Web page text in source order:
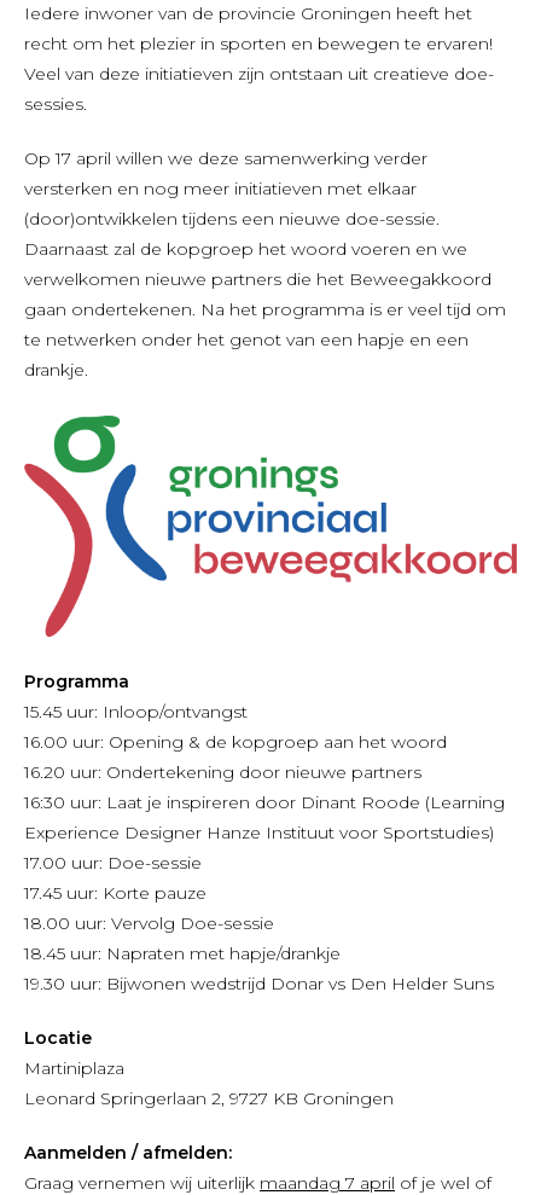
Iedere inwoner van de provincie Groningen heeft het
recht om het plezier in sporten en bewegen te ervaren!
Veel van deze initiatieven zijn ontstaan uit creatieve doe-
sessies.
Op 17 april willen we deze samenwerking verder
versterken en nog meer initiatieven met elkaar
(door)ontwikkelen tijdens een nieuwe doe-sessie.
Daarnaast zal de kopgroep het woord voeren en we
verwelkomen nieuwe partners die het Beweegakkoord
gaan ondertekenen. Na het programma is er veel tijd om
te netwerken onder het genot van een hapje en een
drankje.
Programma
15.45 uur: Inloop/ontvangst
16.00 uur: Opening & de kopgroep aan het woord
16.20 uur: Ondertekening door nieuwe partners
16:30 uur: Laat je inspireren door Dinant Roode (Learning
Experience Designer Hanze Instituut voor Sportstudies)
17.00 uur: Doe-sessie
17.45 uur: Korte pauze
18.00 uur: Vervolg Doe-sessie
18.45 uur: Napraten met hapje/drankje
19.30 uur: Bijwonen wedstrijd Donar vs Den Helder Suns
Locatie
Martiniplaza
Leonard Springerlaan 2, 9727 KB Groningen
Aanmelden / afmelden:
Graag vernemen wij uiterlijk maandag 7 april of je wel of